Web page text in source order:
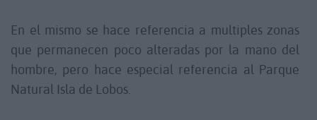
En el mismo se hace referencia a multiples zonas
que permanecen poco alteradas por la mano del
hombre, pero hace especial referencia al Parque
Natural Isla de Lobos.